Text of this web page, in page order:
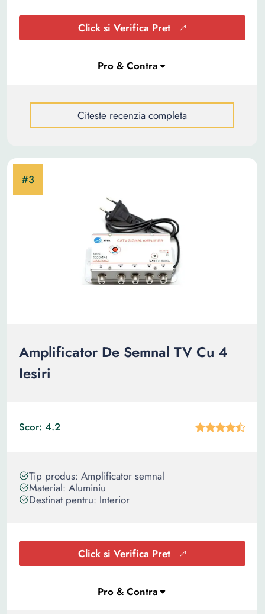
Click si Verifica Pret
Citeste recenzia completa
Amplificator De Semnal TV Cu 4
Iesiri
Scor: 4.2
Tip produs: Amplificator semnal
Material: Aluminiu
Destinat pentru: Interior
Click si Verifica Pret